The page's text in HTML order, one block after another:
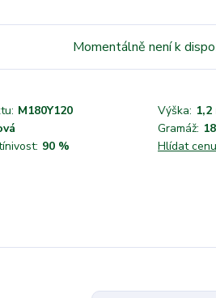
Momentálně není k
M180Y120 Výška: 1,2
Gramáž:
90 % Hlídat